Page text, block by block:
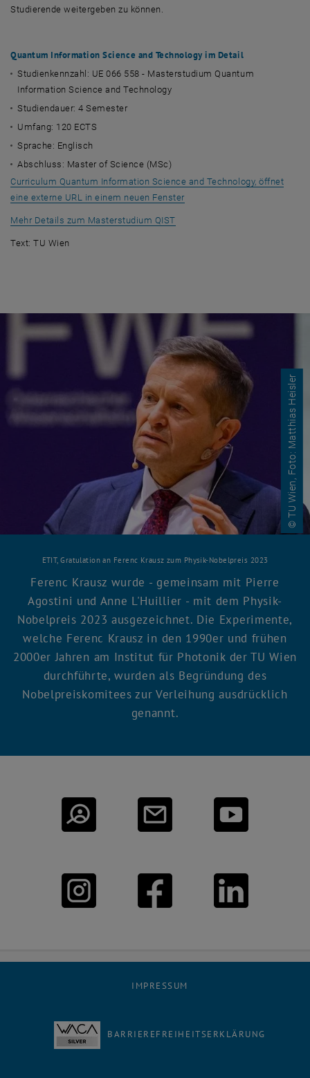
Studierende weitergeben zu können.
Quantum Information Science and Technology im Detail
Studienkennzahl: UE 066 558 - Masterstudium Quantum
Information Science and Technology
Studiendauer: 4 Semester
Umfang: 120 ECTS
Sprache: Englisch
Abschluss: Master of Science (MSc)
Curriculum Quantum Information Science and Technology, öffnet
eine externe URL in einem neuen Fenster, öffnet eine externe URL in
Mehr Details zum Masterstudium QIST, öffnet eine externe URL in
Text: TU Wien
Hero Startseite
© TU Wien, Foto: Matthias Heisler
ETIT, Gratulation an Ferenc Krausz zum Physik-Nobelpreis 2023
Ferenc Krausz wurde - gemeinsam mit Pierre
Agostini und Anne L'Huillier - mit dem Physik-
Nobelpreis 2023 ausgezeichnet. Die Experimente,
welche Ferenc Krausz in den 1990er und frühen
2000er Jahren am Institut für Photonik der TU Wien
durchführte, wurden als Begründung des
Nobelpreiskomitees zur Verleihung ausdrücklich
genannt.
IMPRESSUM
BARRIEREFREIHEITSERKLÄRUNG